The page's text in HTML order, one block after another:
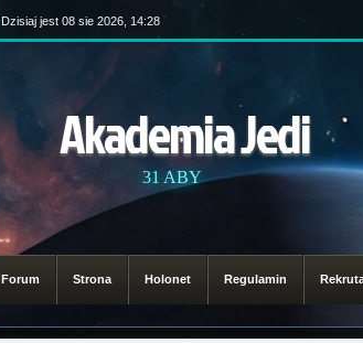
Dzisiaj jest 08 sie 2026, 14:28
Akademia Jedi
31 ABY
Forum Strona Holonet Regulamin